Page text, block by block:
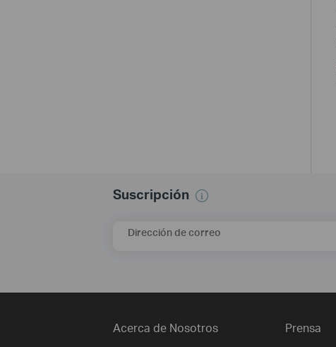
Suscripción
Dirección de correo
Acerca de Nosotros Prensa